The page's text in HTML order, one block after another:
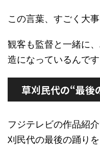
この言葉、すごく大事
観客も監督と一緒に
造になっているんです
草刈民代の“最後
フジテレビの作品紹
刈民代の最後の踊りを